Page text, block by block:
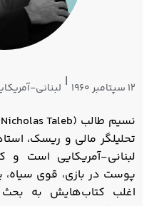
۱۲ سپتامبر ۱۹۶۰ | لبنانی-
تحلیلگر مالی و ریسک،
لبنانی-آمریکایی است
پوست در بازی، قوی سیاه،
اغلب کتاب‌هایش به